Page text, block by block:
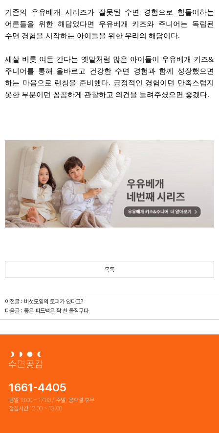
기존의 우유베개
시리즈가 잘못된 수면 경험으로 힘들어하는
어른들을 위한 해답었다면 우유베개 키즈와 주니어는 독립된
수면 경험을 시작하는 아이들을 위한 우리의 해답이다.
세살 버릇 여든 간다는 옛말처럼 많은 아이들이 우유베개 키즈&
주니어를 통해 올바르고 건강한 수면 경험과 함께 성장했으면
하는 마음으로 런칭을 준비했다. 긍정적인 경험이던 만족스럽지
못한 부분이던 꼼꼼하게 관찰하고 의견을 들려주셨으면 좋겠다.
목록
이전글 : 버섯모양의 토퍼가 있다고?
다음글 : 좋은 피드백은 꽉 찬 돌직구다
1661-4405
평일 10:00 ~ 17:00 / 주말, 공휴일 휴무
점심시간 12:00 ~ 13:00